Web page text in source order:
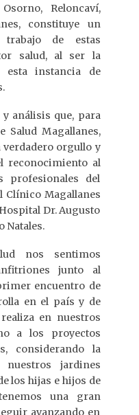
Reloncaví,
constituye un
de estas
salud, al ser la
instancia de
análisis que, para
Salud Magallanes,
verdadero orgullo y
reconocimiento al
profesionales del
Clínico Magallanes
Dr. Augusto
Natales.
nos sentimos
junto al
encuentro de
en el país y de
en nuestros
a los proyectos
considerando la
jardines
los hijas e hijos de
una gran
avanzando en